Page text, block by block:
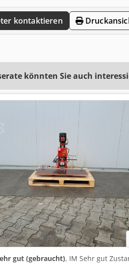
kontaktieren
könnten Sie auch
gut (gebraucht), IM Sehr gut